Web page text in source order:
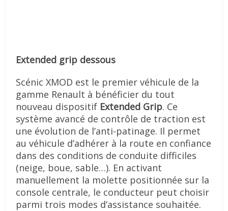
Extended grip dessous
Scénic XMOD est le premier véhicule de la
gamme Renault à bénéficier du tout
nouveau dispositif Extended Grip. Ce
système avancé de contrôle de traction est
une évolution de l’anti-patinage. Il permet
au véhicule d’adhérer à la route en confiance
dans des conditions de conduite difficiles
(neige, boue, sable…). En activant
manuellement la molette positionnée sur la
console centrale, le conducteur peut choisir
parmi trois modes d’assistance souhaitée.